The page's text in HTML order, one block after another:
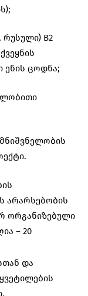
რუსული) B2
ენის ცოდნა;
არარსებობის
ორგანიზებული
– 20
და